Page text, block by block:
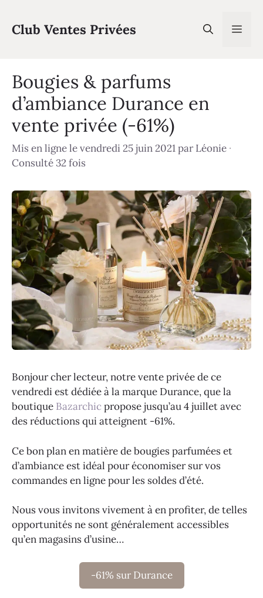
contenu
Club Ventes Privées
Bougies & parfums
d’ambiance Durance en
vente privée (-61%)
Mis en ligne le vendredi 25 juin 2021parLéonie ·
Consulté 32 fois
Bonjour cher lecteur, notre vente privée de ce
vendredi est dédiée à la marque Durance, que la
boutique Bazarchicpropose jusqu’au 4 juillet avec
des réductions qui atteignent -61%.
Ce bon plan en matière de bougies parfumées et
d’ambiance est idéal pour économiser sur vos
commandes en ligne pour les soldes d’été.
Nous vous invitons vivement à en profiter, de telles
opportunités ne sont généralement accessibles
qu’en magasins d’usine…
-61% sur Durance